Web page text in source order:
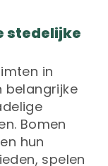
stedelijke
in
belangrijke
Bomen
hun
spelen